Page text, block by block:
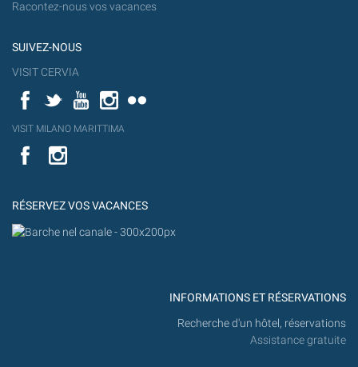
Racontez-nous vos vacances
SUIVEZ-NOUS
VISIT CERVIA
FacebookTwitterYouTubeInstagram
YouT
VISIT MILANO MARITTIMA
Flick
VISIT
MILANO
YouTube
RÉSERVEZ VOS VACANCES
INFORMATIONS ET RÉSERVATIONS
Recherche d'un hôtel, réservations
Assistance gratuite